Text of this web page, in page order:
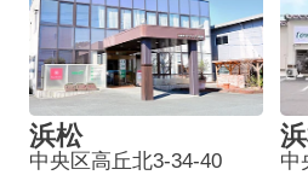
浜松
中央区高丘北3-34-40
中